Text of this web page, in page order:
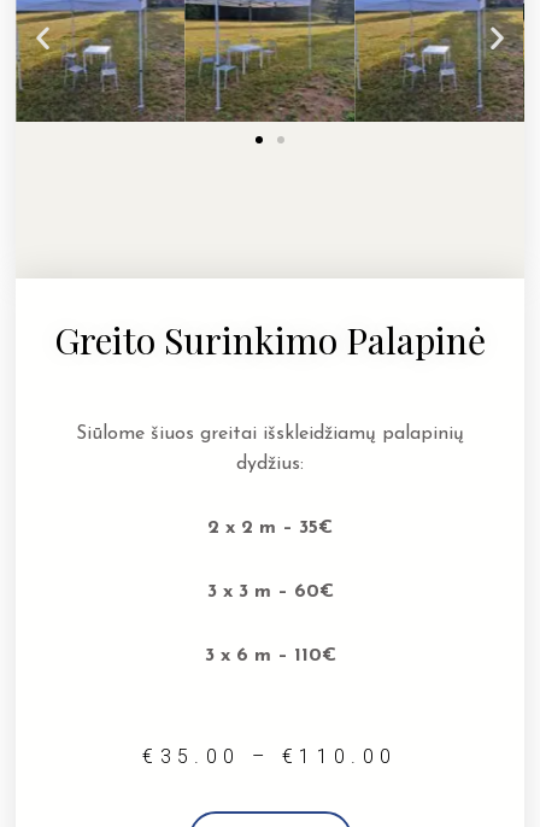
Greito Surinkimo Palapinė
Siūlome šiuos greitai išskleidžiamų palapinių
dydžius:
2 x 2 m – 35€
3 x 3 m – 60€
3 x 6 m – 110€
€ 35.00 – € 110.00